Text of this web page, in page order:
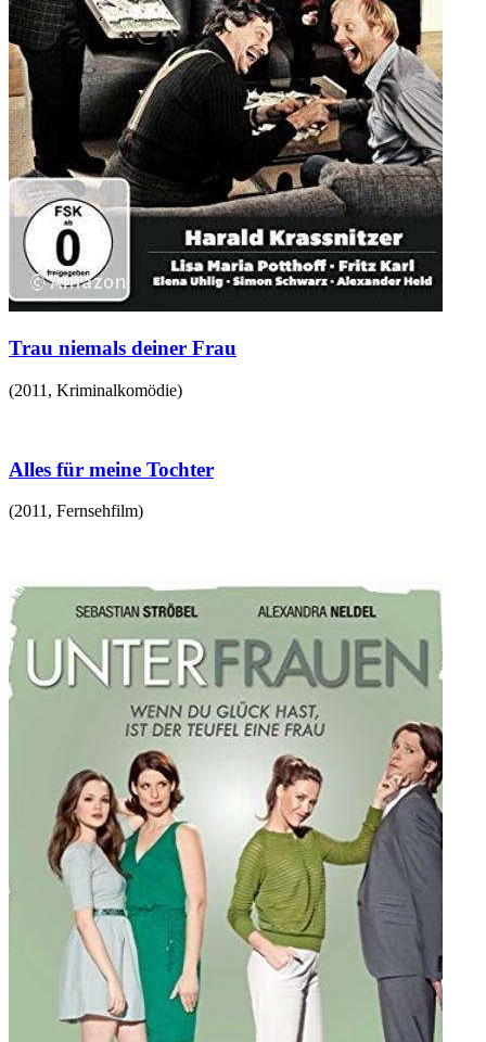
Trau niemals deiner Frau
(2011 , Kriminalkomödie)
Alles für meine Tochter
(2011 , Fernsehfilm)